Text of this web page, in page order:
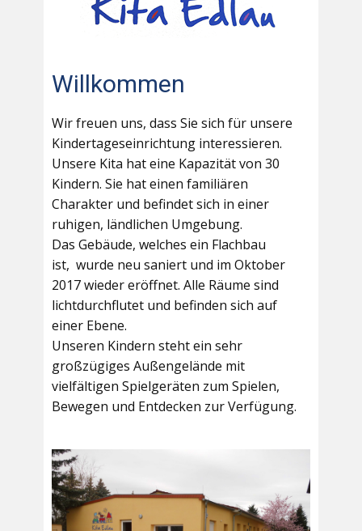
Willkommen
Wir freuen uns, dass Sie sich für unsere
Kindertageseinrichtung interessieren.
Unsere Kita hat eine Kapazität von 30
Kindern. Sie hat einen familiären
Charakter und befindet sich in einer
ruhigen, ländlichen Umgebung.
Das Gebäude, welches ein Flachbau
ist, wurde neu saniert und im Oktober
2017 wieder eröffnet. Alle Räume sind
lichtdurchflutet und befinden sich auf
einer Ebene.
Unseren Kindern steht ein sehr
großzügiges Außengelände mit
vielfältigen Spielgeräten zum Spielen,
Bewegen und Entdecken zur Verfügung.